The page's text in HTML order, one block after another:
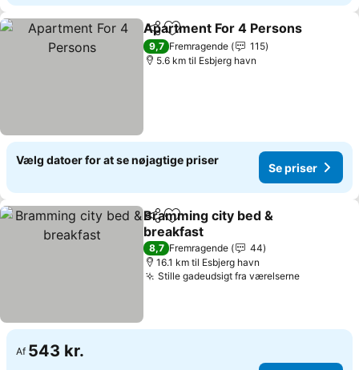
Del Føj til favoritter
Apartment For 4 Persons
9,7 Fremragende
115
5.6 km til Esbjerg havn
Vælg datoer for at se nøjagtige priser
Se priser
Del Føj til favoritter
Bramming city bed &
breakfast
8,7 Fremragende
44
16.1 km til Esbjerg havn
Stille gadeudsigt fra værelserne
Af 543 kr.